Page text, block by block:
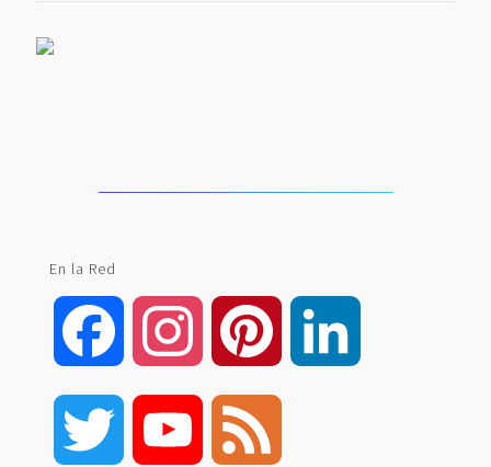
En la Red
Facebook Instagram Pinterest
Twitter YouTube